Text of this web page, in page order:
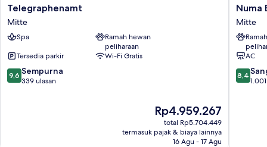
Telegraphenamt
Mitte
Telegraphenamt
Mitte
Spa
Ramah hewan
peliharaan
Tersedia parkir
Wi-Fi Gratis
9.6
dari
9,6 Sempurna
339 ulasan
Harga
sekarang
Rp4.959.267
Rp4.959.267
total Rp5.704.449
termasuk pajak & biaya lainnya
16 Agu - 17 Agu
Numa
Berlin
Mitte
Numa
Mitte
AC
8.4
dari
8,4